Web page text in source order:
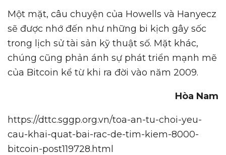
Một mặt, câu chuyện của Howells và Hanyecz
sẽ được nhớ đến như những bi kịch gây sốc
trong lịch sử tài sản kỹ thuật số. Mặt khác,
chúng cũng phản ánh sự phát triển mạnh mẽ
của Bitcoin kể từ khi ra đời vào năm 2009.
Hòa Nam
https://dttc.sggp.org.vn/toa-an-tu-choi-yeu-
cau-khai-quat-bai-rac-de-tim-kiem-8000-
bitcoin-post119728.html